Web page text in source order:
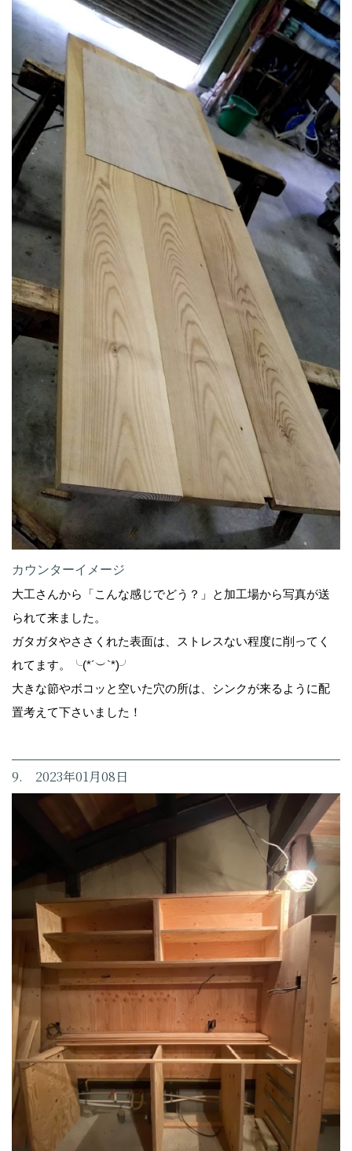
カウンターイメージ
大工さんから「こんな感じでどう？」と加工場から写真が送
られて来ました。
ガタガタやささくれた表面は、ストレスない程度に削ってく
れてます。╰(*´︶`*)╯
大きな節やボコッと空いた穴の所は、シンクが来るように配
置考えて下さいました！
9. 2023年01月08日